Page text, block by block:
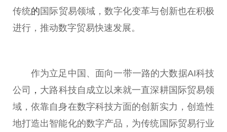
传统的国际贸易领域，数字化变革与创新也在积极
进行，推动数字贸易快速发展。
作为立足 中国 、面向 一带一路的大数据AI科技
公司
， 大路科技自成立以来就一直深耕国际贸易领
域，依靠自身在数字科技方面的创新实力，创造性
地打造出智能化的数字产品，为传统国际贸易行业